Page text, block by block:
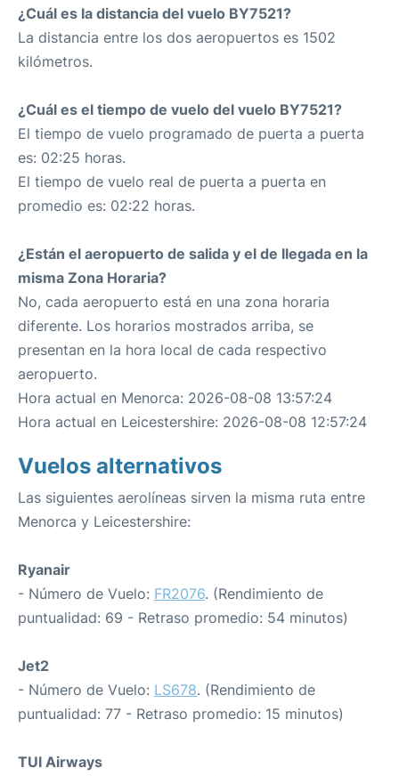
¿Cuál es la distancia del vuelo BY7521?
La distancia entre los dos aeropuertos es 1502
kilómetros.
¿Cuál es el tiempo de vuelo del vuelo BY7521?
El tiempo de vuelo programado de puerta a puerta
es: 02:25 horas.
El tiempo de vuelo real de puerta a puerta en
promedio es: 02:22 horas.
¿Están el aeropuerto de salida y el de llegada en la
misma Zona Horaria?
No, cada aeropuerto está en una zona horaria
diferente. Los horarios mostrados arriba, se
presentan en la hora local de cada respectivo
aeropuerto.
Hora actual en Menorca: 2026-08-08 13:57:24
Hora actual en Leicestershire: 2026-08-08 12:57:24
Vuelos alternativos
Las siguientes aerolíneas sirven la misma ruta entre
Menorca y Leicestershire:
Ryanair
- Número de Vuelo: FR2076. (Rendimiento de
puntualidad: 69 - Retraso promedio: 54 minutos)
Jet2
- Número de Vuelo: LS678. (Rendimiento de
puntualidad: 77 - Retraso promedio: 15 minutos)
TUI Airways